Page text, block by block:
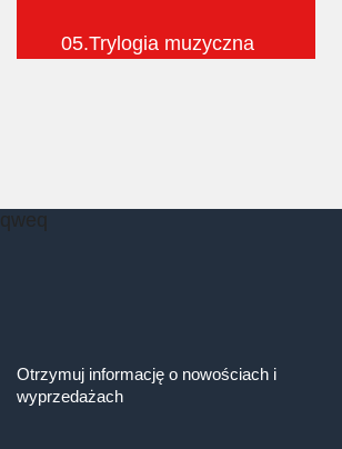
05.Trylogia muzyczna
qweq
Otrzymuj informację o nowościach i
wyprzedażach